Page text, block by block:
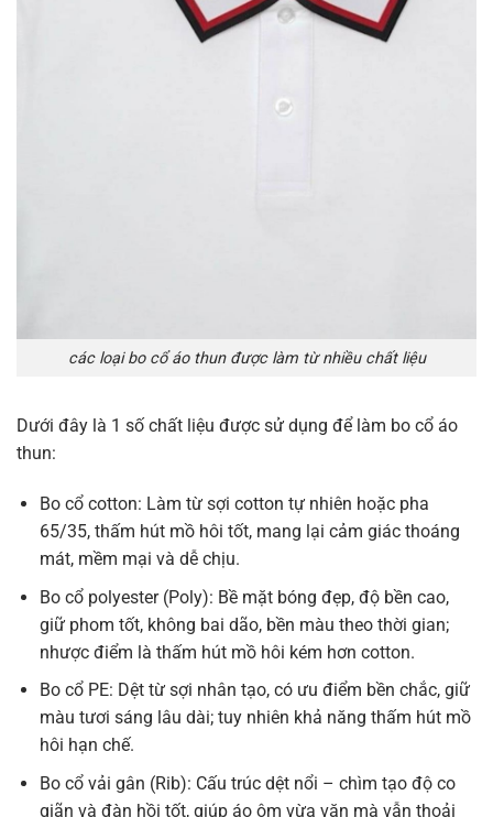
các loại bo cổ áo thun được làm từ nhiều chất liệu
Dưới đây là 1 số chất liệu được sử dụng để làm bo cổ áo
thun:
Bo cổ cotton: Làm từ sợi cotton tự nhiên hoặc pha
65/35, thấm hút mồ hôi tốt, mang lại cảm giác thoáng
mát, mềm mại và dễ chịu.
Bo cổ polyester (Poly): Bề mặt bóng đẹp, độ bền cao,
giữ phom tốt, không bai dão, bền màu theo thời gian;
nhược điểm là thấm hút mồ hôi kém hơn cotton.
Bo cổ PE: Dệt từ sợi nhân tạo, có ưu điểm bền chắc, giữ
màu tươi sáng lâu dài; tuy nhiên khả năng thấm hút mồ
hôi hạn chế.
Bo cổ vải gân (Rib): Cấu trúc dệt nổi – chìm tạo độ co
giãn và đàn hồi tốt, giúp áo ôm vừa vặn mà vẫn thoải